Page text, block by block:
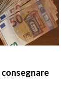
consegnare